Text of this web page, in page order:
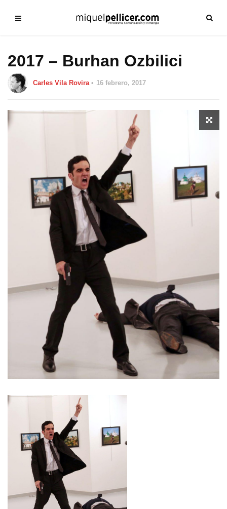
2017 – Burhan Ozbilici
Carles Vila Rovira 16 febrero, 2017